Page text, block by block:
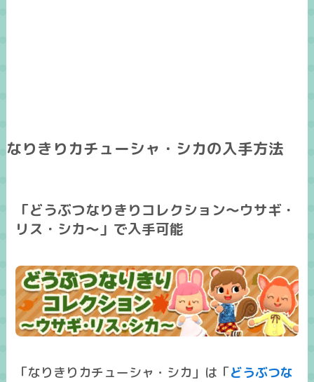
なりきりカチューシャ・シカの入手方法
「どうぶつなりきりコレクション～ウサギ・
リス・シカ～」で入手可能
「なりきりカチューシャ・シカ」は「どうぶつな